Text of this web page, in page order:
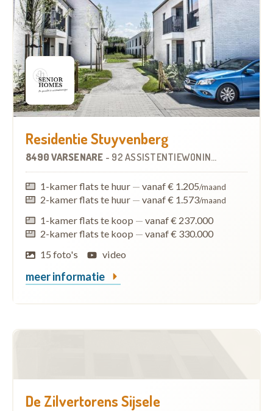
Residentie Stuyvenberg
8490 VARSENARE - 92 ASSISTENTIEWONINGEN
1-kamer flats te huur — vanaf € 1.205/maand
2-kamer flats te huur — vanaf € 1.573/maand
1-kamer flats te koop — vanaf € 237.000
2-kamer flats te koop — vanaf € 330.000
15 foto's
video
meer informatie
De Zilvertorens Sijsele